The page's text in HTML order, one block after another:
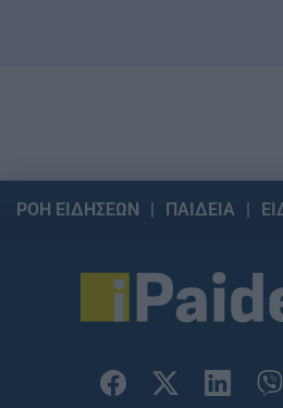
ΡΟΗ ΕΙΔΗΣΕΩΝ ΠΑΙΔΕΙΑ